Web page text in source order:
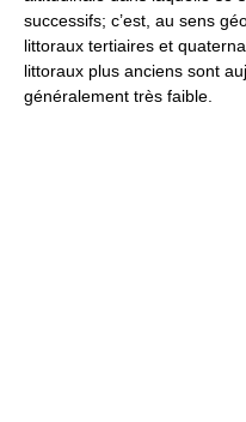
successifs; c’est, au sens
littoraux tertiaires et
littoraux plus anciens sont
généralement très faible.